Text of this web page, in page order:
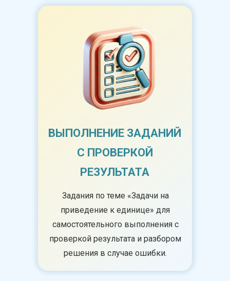
Задания по теме «Задачи на
приведение к единице» для
самостоятельного выполнения с
проверкой результата и разбором
решения в случае ошибки.
ВЫПОЛНЕНИЕ ЗАДАНИЙ
С ПРОВЕРКОЙ
РЕЗУЛЬТАТА